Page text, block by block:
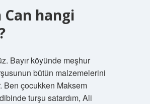
Can hangi
Bayır köyünde meşhur
bütün malzemelerini
Ben çocukken Maksem
turşu satardım, Ali